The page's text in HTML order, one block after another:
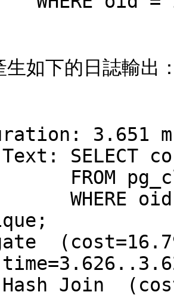
生如下的日誌輸出
3.651